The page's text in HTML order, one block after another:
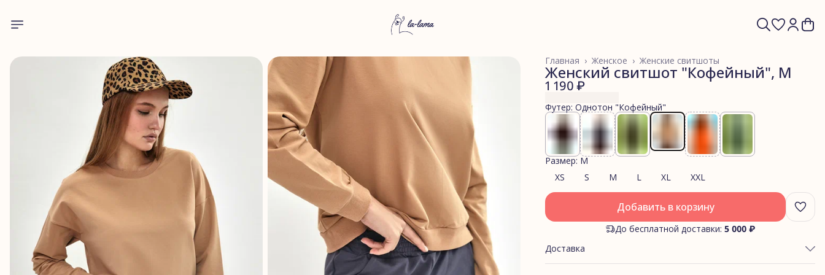
Женские свитшоты
Женское ›
Главная ›
Женский свитшот "Кофейный", M
1 190 ₽
Футер: Однотон "Кофейный"
Размер: M
XS
S M L XL XXL
Добавить в корзину
До бесплатной доставки: 5 000 ₽
Доставка